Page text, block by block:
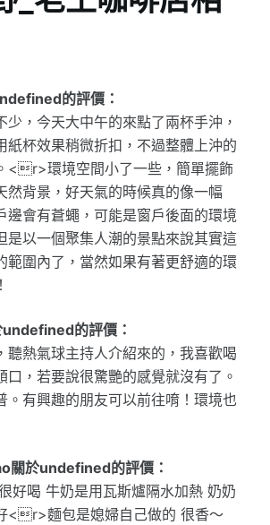
的評價：
少，今天大中午的來點了兩杯手沖，
紙杯效果稍微折扣，不過整體上沖的
<r>環境空間小了一些，簡單擺飾
然背景，好天氣的時候真的像一幅
邊會有蒼蠅，可能是窗戶後面的環境
是以一個聚集人潮的景點來說其實這
範圍內了，當然如果有著更舒適的環
的評價：
聽熱氣球主持人介紹來的，我喜歡喝
口，若要說很驚艷的感覺就沒有了。
。有興趣的朋友可以前往唷！環境也
關於undefined的評價：
好喝 牛奶是用瓦斯爐隔水加熱 奶奶
<r>麵包是媳婦自己做的 很香～